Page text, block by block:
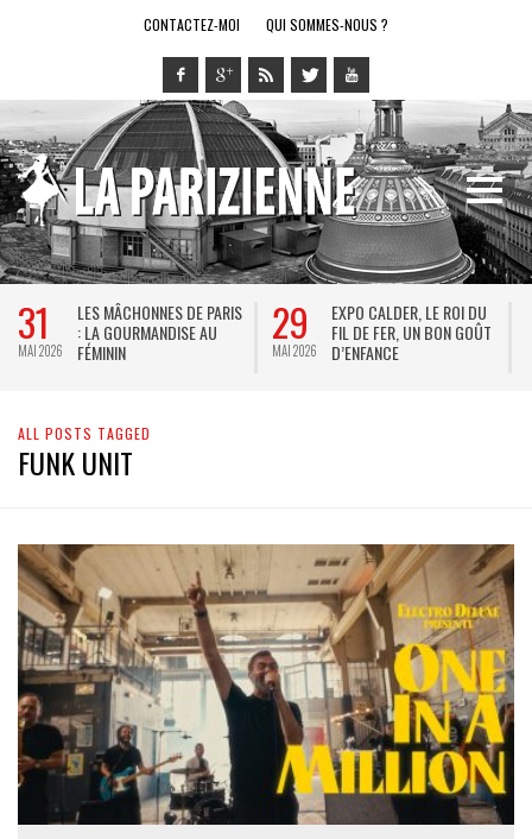
CONTACTEZ-MOI QUI SOMMES-NOUS ?
31
MAI 2026
LES MÂCHONNES DE PARIS
: LA GOURMANDISE AU
FÉMININ
29
MAI 2026
EXPO CALDER, LE ROI DU
FIL DE FER, UN BON GOÛT
D’ENFANCE
ALL POSTS TAGGED
FUNK UNIT